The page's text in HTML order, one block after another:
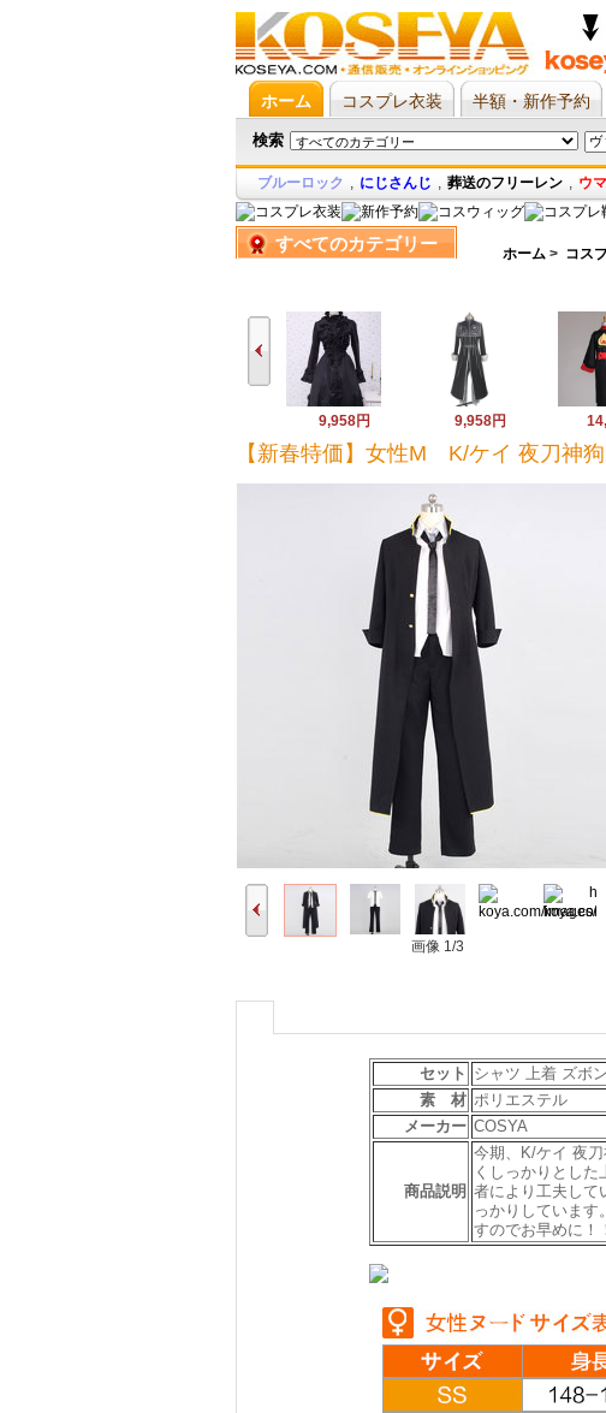
ホーム コスプレ衣装 半額・新作予約
検索
ブルーロック , にじさんじ , 葬送のフリーレン , ウ
すべてのカテゴリー ホーム > コス
9,958円 9,958円
【新春特価】女性M K/ケイ 夜刀神
画像 1/3
セット シャツ 上着 ズボ
素 材 ポリエステル
メーカー COSYA
商品説明
今期、K/ケイ 夜
くしっかりとし
者により工夫して
っかりしていま
すのでお早めに！！